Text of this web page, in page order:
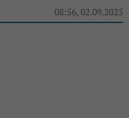
08:56, 02.09.2025